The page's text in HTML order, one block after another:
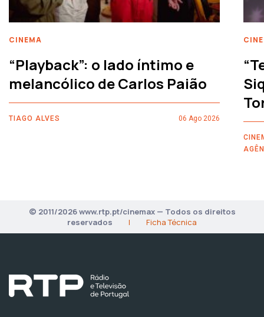
CINEMA
“Playback”: o lado íntimo e
melancólico de Carlos Paião
TIAGO ALVES 06 Ago 2026
© 2011/2026 www.rtp.pt/cinemax — Todos os direitos
reservados
| Ficha Técnica